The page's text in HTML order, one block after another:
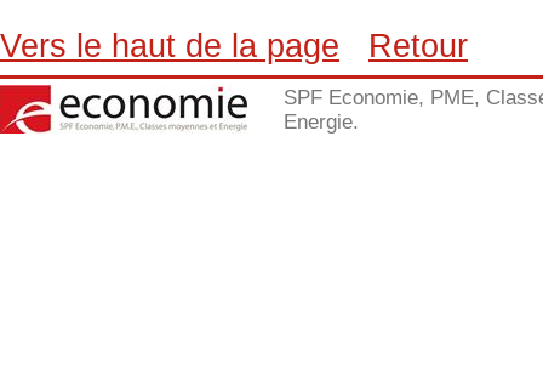
Vers le haut de la page Retour
SPF Economie, PME,
Energie.